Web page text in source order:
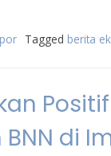
Tagged berita
di